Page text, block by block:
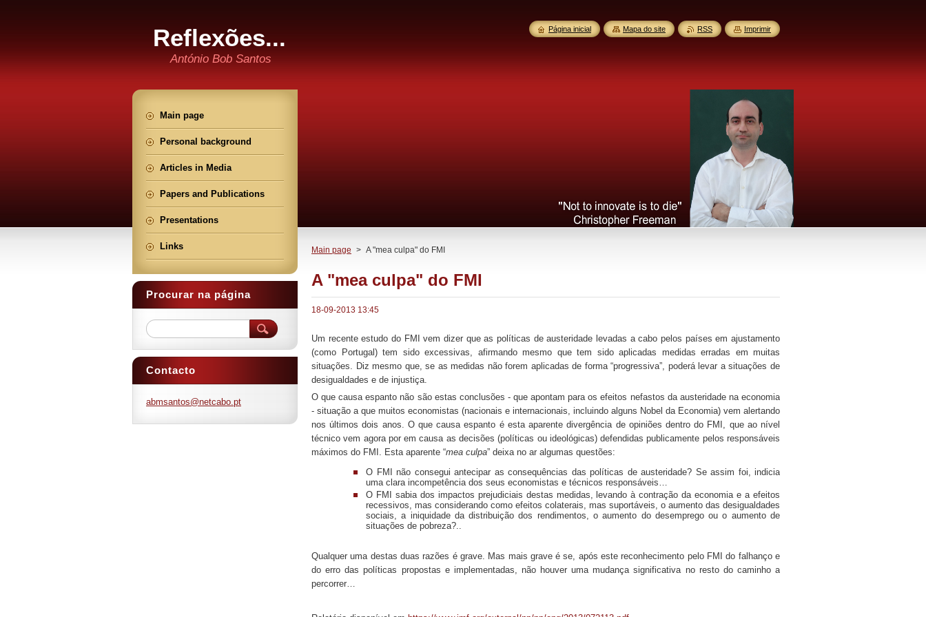
Reflexões...
António Bob Santos
Main page > A "mea culpa" do FMI
A "mea culpa" do FMI
18-09-2013 13:45
Um recente estudo do FMI vem dizer que as políticas de austeridade levadas a cabo pelos países em ajustamento
(como Portugal) tem sido excessivas, afirmando mesmo que tem sido aplicadas medidas erradas em muitas
situações. Diz mesmo que, se as medidas não forem aplicadas de forma “progressiva”, poderá levar a situações de
desigualdades e de injustiça.
O que causa espanto não são estas conclusões - que apontam para os efeitos nefastos da austeridade na economia
- situação a que muitos economistas (nacionais e internacionais, incluindo alguns Nobel da Economia) vem alertando
nos últimos dois anos. O que causa espanto é esta aparente divergência de opiniões dentro do FMI, que ao nível
técnico vem agora por em causa as decisões (políticas ou ideológicas) defendidas publicamente pelos responsáveis
máximos do FMI. Esta aparente “mea culpa” deixa no ar algumas questões:
O FMI não consegui antecipar as consequências das políticas de austeridade? Se assim foi, indicia
uma clara incompetência dos seus economistas e técnicos responsáveis…
O FMI sabia dos impactos prejudiciais destas medidas, levando à contração da economia e a efeitos
recessivos, mas considerando como efeitos colaterais, mas suportáveis, o aumento das desigualdades
sociais, a iniquidade da distribuição dos rendimentos, o aumento do desemprego ou o aumento de
situações de pobreza?..
Qualquer uma destas duas razões é grave. Mas mais grave é se, após este reconhecimento pelo FMI do falhanço e
do erro das políticas propostas e implementadas, não houver uma mudança significativa no resto do caminho a
percorrer…
Main page
Personal background
Articles in Media
Papers and Publications
Presentations
Links
Procurar na página
Contacto
abmsantos@netcabo.pt
Página inicial Mapa do site RSS Imprimir